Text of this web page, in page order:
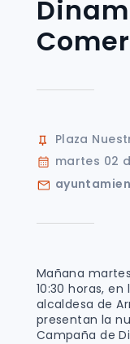
Plaza
martes 02
Mañana
10:30 horas, en
alcaldesa de
presentan la
Campaña de